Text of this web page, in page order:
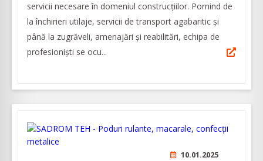
servicii necesare în domeniul construcțiilor. Pornind de
la închirieri utilaje, servicii de transport agabaritic și
până la zugrăveli, amenajări și reabilitări, echipa de
profesioniști se ocu...
10.01.2025